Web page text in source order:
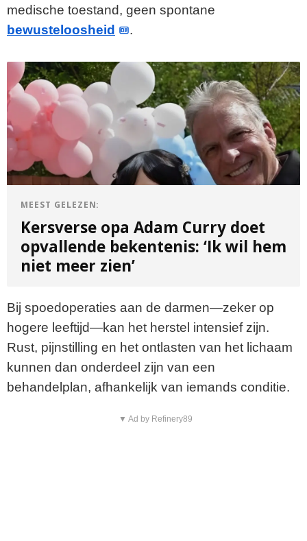
medische toestand, geen spontane
bewusteloosheid
.
MEEST GELEZEN:
Kersverse opa Adam Curry doet
opvallende bekentenis: ‘Ik wil hem
niet meer zien’
Bij spoedoperaties aan de darmen—zeker op
hogere leeftijd—kan het herstel intensief zijn.
Rust, pijnstilling en het ontlasten van het lichaam
kunnen dan onderdeel zijn van een
behandelplan, afhankelijk van iemands conditie.
▼ Ad by Refinery89